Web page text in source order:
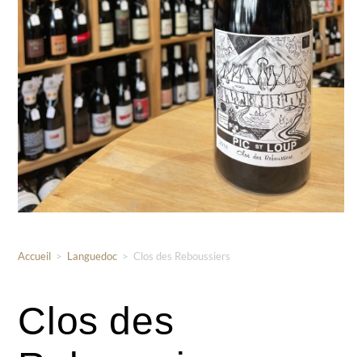
Accueil > Languedoc > Clos des Reboussiers
Clos des